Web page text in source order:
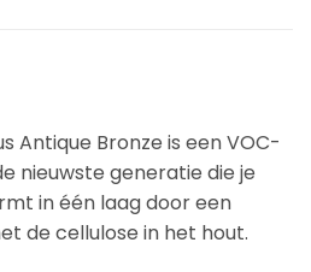
Antique Bronze is een VOC-
nieuwste generatie die je
in één laag door een
de cellulose in het hout.